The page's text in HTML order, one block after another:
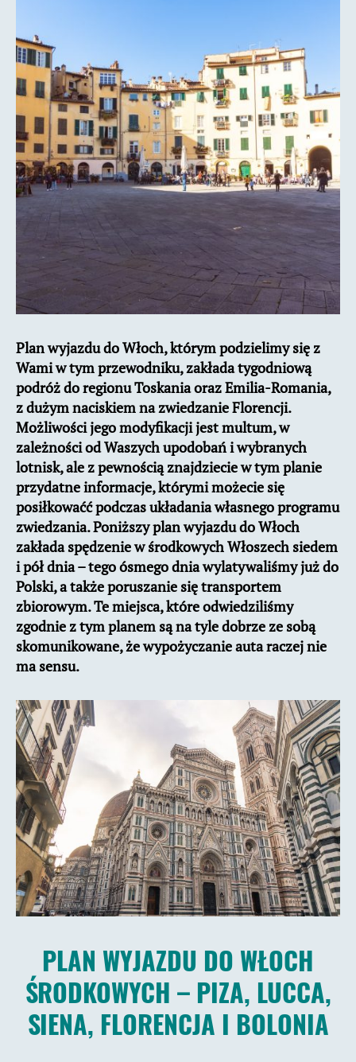
Tydzień
we
Włoszech
Plan wyjazdu do Włoch, którym podzielimy się z
Wami w tym przewodniku, zakłada tygodniową
podróż do regionu Toskania oraz Emilia-Romania,
z dużym naciskiem na zwiedzanie Florencji.
Możliwości jego modyfikacji jest multum, w
zależności od Waszych upodobań i wybranych
lotnisk, ale z pewnością znajdziecie w tym planie
przydatne informacje, którymi możecie się
posiłkowaćć podczas układania własnego programu
zwiedzania. Poniższy plan wyjazdu do Włoch
zakłada spędzenie w środkowych Włoszech siedem
i pół dnia – tego ósmego dnia wylatywaliśmy już do
Polski, a także poruszanie się transportem
zbiorowym. Te miejsca, które odwiedziliśmy
zgodnie z tym planem są na tyle dobrze ze sobą
skomunikowane, że wypożyczanie auta raczej nie
ma sensu.
PLAN WYJAZDU DO WŁOCH
ŚRODKOWYCH – PIZA, LUCCA,
SIENA, FLORENCJA I BOLONIA